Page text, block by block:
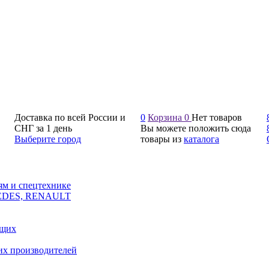
Доставка по всей России и
СНГ за 1 день
Выберите город
0 Корзина 0 Нет товаров
Вы можете положить сюда
товары из каталога
и спецтехнике
RENAULT
производителей